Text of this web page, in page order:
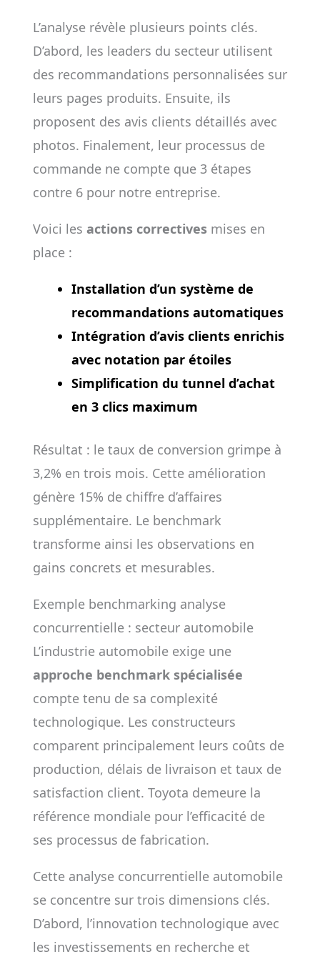
L’analyse révèle plusieurs points clés.
D’abord, les leaders du secteur utilisent
des recommandations personnalisées sur
leurs pages produits. Ensuite, ils
proposent des avis clients détaillés avec
photos. Finalement, leur processus de
commande ne compte que 3 étapes
contre 6 pour notre entreprise.
Voici les actions correctivesmises en
place :
Installation d’un système de
recommandations automatiques
Intégration d’avis clients enrichis
avec notation par étoiles
Simplification du tunnel d’achat
en 3 clics maximum
Résultat : le taux de conversion grimpe à
3,2% en trois mois. Cette amélioration
génère 15% de chiffre d’affaires
supplémentaire. Le benchmark
transforme ainsi les observations en
gains concrets et mesurables.
Exemple benchmarking analyse
concurrentielle : secteur automobile
L’industrie automobile exige une
approche benchmark spécialisée
compte tenu de sa complexité
technologique. Les constructeurs
comparent principalement leurs coûts de
production, délais de livraison et taux de
satisfaction client. Toyota demeure la
référence mondiale pour l’efficacité de
ses processus de fabrication.
Cette analyse concurrentielle automobile
se concentre sur trois dimensions clés.
D’abord, l’innovation technologique avec
les investissements en recherche et